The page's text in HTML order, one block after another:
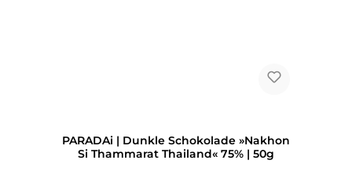
PARADAi | Dunkle Schokolade »Nakhon
Si Thammarat Thailand« 75% | 50g